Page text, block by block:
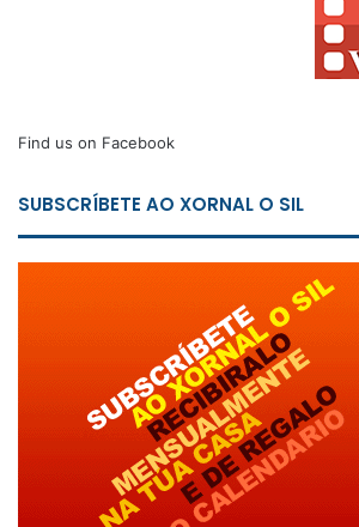
Find us on Facebook
SUBSCRÍBETE AO XORNAL O SIL